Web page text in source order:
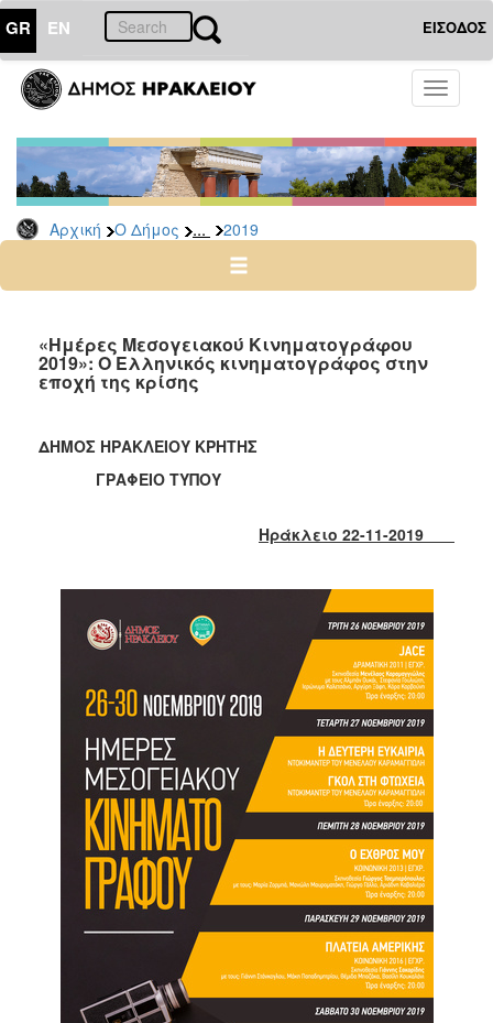
GR EN ΕΙΣΟΔΟΣ
Toggle
Αρχική Ο Δήμος ... 2019
ΔΗΜΟΣ
Δελτία
Τύπου
Αρχείο
2026
2024
2022
2021
2015
2013
2011
2006
ΑΝΘΕΚΤΙΚΗ
«Ημέρες Μεσογειακού Κινηματογράφου
2019»: Ο Ελληνικός κινηματογράφος στην
εποχή της κρίσης
ΔΗΜΟΣ ΗΡΑΚΛΕΙΟΥ ΚΡΗΤΗΣ
ΓΡΑΦΕΙΟ ΤΥΠΟΥ
Ηράκλειο 22-11-2019